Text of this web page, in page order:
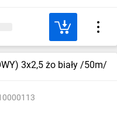
3x2,5 żo biały /50m/